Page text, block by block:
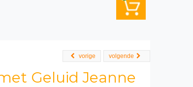
volgende
vorige
Geluid Jeanne